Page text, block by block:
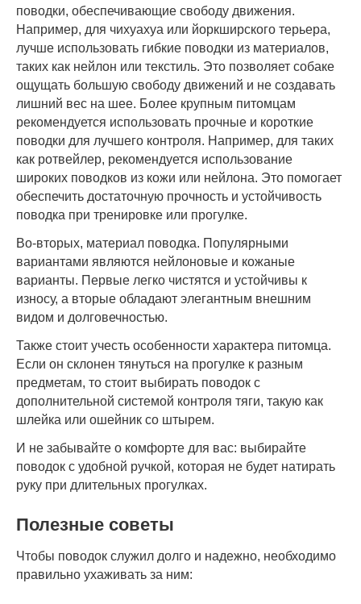
поводки, обеспечивающие свободу движения.
Например, для чихуахуа или йоркширского терьера,
лучше использовать гибкие поводки из материалов,
таких как нейлон или текстиль. Это позволяет собаке
ощущать большую свободу движений и не создавать
лишний вес на шее. Более крупным питомцам
рекомендуется использовать прочные и короткие
поводки для лучшего контроля. Например, для таких
как ротвейлер, рекомендуется использование
широких поводков из кожи или нейлона. Это помогает
обеспечить достаточную прочность и устойчивость
поводка при тренировке или прогулке.
Во-вторых, материал поводка. Популярными
вариантами являются нейлоновые и кожаные
варианты. Первые легко чистятся и устойчивы к
износу, а вторые обладают элегантным внешним
видом и долговечностью.
Также стоит учесть особенности характера питомца.
Если он склонен тянуться на прогулке к разным
предметам, то стоит выбирать поводок с
дополнительной системой контроля тяги, такую как
шлейка или ошейник со штырем.
И не забывайте о комфорте для вас: выбирайте
поводок с удобной ручкой, которая не будет натирать
руку при длительных прогулках.
Полезные советы
Чтобы поводок служил долго и надежно, необходимо
правильно ухаживать за ним: